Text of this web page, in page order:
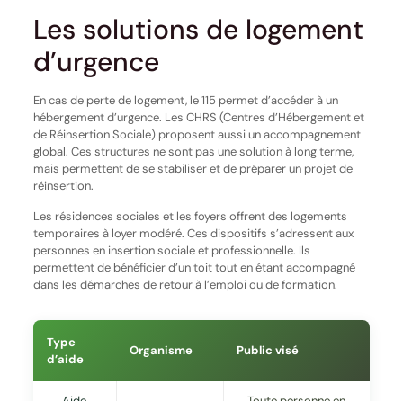
Les solutions de logement
d’urgence
En cas de perte de logement, le 115 permet d’accéder à un
hébergement d’urgence. Les CHRS (Centres d’Hébergement et
de Réinsertion Sociale) proposent aussi un accompagnement
global. Ces structures ne sont pas une solution à long terme,
mais permettent de se stabiliser et de préparer un projet de
réinsertion.
Les résidences sociales et les foyers offrent des logements
temporaires à loyer modéré. Ces dispositifs s’adressent aux
personnes en insertion sociale et professionnelle. Ils
permettent de bénéficier d’un toit tout en étant accompagné
dans les démarches de retour à l’emploi ou de formation.
Type
d’aide
Organisme Public visé